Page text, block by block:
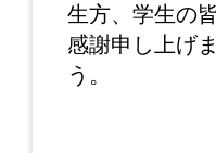
生方、学生の
感謝申し上げ
う。